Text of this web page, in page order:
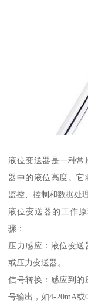
液位变送器是一种常
器中的液位高度。它
监控、控制和数据处理
液位变送器的工作
骤：
压力感应：液位变
或压力变送器。
信号转换：感应到的
号输出，如4-20mA或